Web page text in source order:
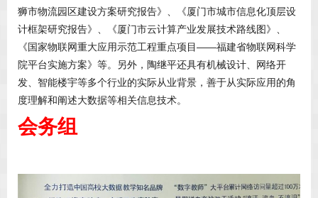
狮市物流园区建设方案研究报告》、《厦门市城市信息化顶层设
计框架研究报告》、《厦门市云计算产业发展技术路线图》、
《国家物联网重大应用示范工程重点项目——福建省物联网科学
院平台实施方案》等。另外，陶继平还具有机械设计、网络开
发、智能楼宇等多个行业的实际从业背景，善于从实际应用的角
度理解和阐述大数据等相关信息技术。
会务组